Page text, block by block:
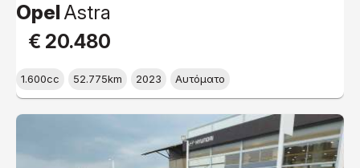
OpelAstra
€ 20.480
1.600cc 52.775km 2023 Αυτόματο